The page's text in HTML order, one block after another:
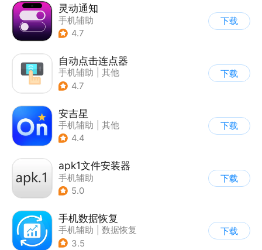
灵动通知
手机辅助
4.7
下载
自动点击连点器
手机辅助
其他
4.7
下载
安吉星
手机辅助
其他
4.4
下载
apk1文件安装器
手机辅助
5.0
下载
手机数据恢复
手机辅助
数据恢复
3.5
下载